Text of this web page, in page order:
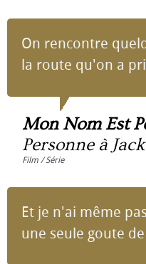
On rencontre
la route qu'on a
Mon Nom Est
Personne à
Film / Série
Et je n'ai même
une seule goute